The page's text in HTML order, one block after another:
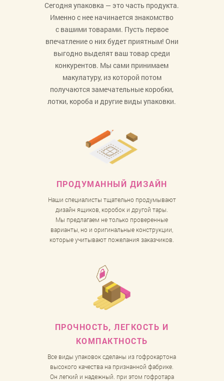
Сегодня упаковка — это часть продукта.
Именно с нее начинается знакомство
с вашими товарами. Пусть первое
впечатление о них будет приятным! Они
выгодно выделят ваш товар среди
конкурентов. Мы сами принимаем
макулатуру, из которой потом
получаются замечательные коробки,
лотки, короба и другие виды упаковки.
ПРОДУМАННЫЙ ДИЗАЙН
Наши специалисты тщательно продумывают
дизайн ящиков, коробок и другой тары.
Мы предлагаем не только проверенные
варианты, но и оригинальные конструкции,
которые учитывают пожелания заказчиков.
ПРОЧНОСТЬ, ЛЕГКОСТЬ И
КОМПАКТНОСТЬ
Все виды упаковок сделаны из гофрокартона
высокого качества на признанной фабрике.
Он легкий и надежный. при этом гофротара